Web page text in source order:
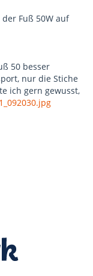
Fuß 50W auf
50 besser
nur die Stiche
ich gern gewusst,